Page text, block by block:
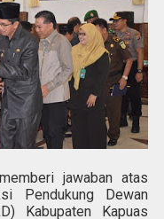
jawaban atas
Pendukung Dewan
Kabupaten Kapuas